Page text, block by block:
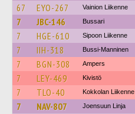
67 EYO-267 Vainion Liikenne
7 JBC-146 Bussari
7 HGE-610 Sipoon Liikenne
7 IIH-318 Bussi-Manninen
7 BGN-308 Ampers
7 LEY-469 Kivistö
7 TLO-40 Kokkolan Liikenne
7 NAV-807 Joensuun Linja